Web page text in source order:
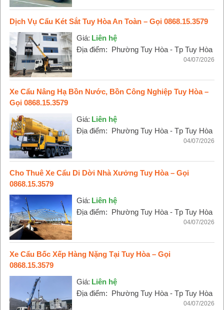
Dịch Vụ Cẩu Két Sắt Tuy Hòa An Toàn – Gọi 0868.15.3579
Giá: Liên hệ
Địa điểm: Phường Tuy Hòa - Tp Tuy Hòa
04/07/2026
Xe Cẩu Nâng Hạ Bồn Nước, Bồn Công Nghiệp Tuy Hòa –
Gọi 0868.15.3579
Giá: Liên hệ
Địa điểm: Phường Tuy Hòa - Tp Tuy Hòa
04/07/2026
Cho Thuê Xe Cẩu Di Dời Nhà Xưởng Tuy Hòa – Gọi
0868.15.3579
Giá: Liên hệ
Địa điểm: Phường Tuy Hòa - Tp Tuy Hòa
04/07/2026
Xe Cẩu Bốc Xếp Hàng Nặng Tại Tuy Hòa – Gọi
0868.15.3579
Giá: Liên hệ
Địa điểm: Phường Tuy Hòa - Tp Tuy Hòa
04/07/2026